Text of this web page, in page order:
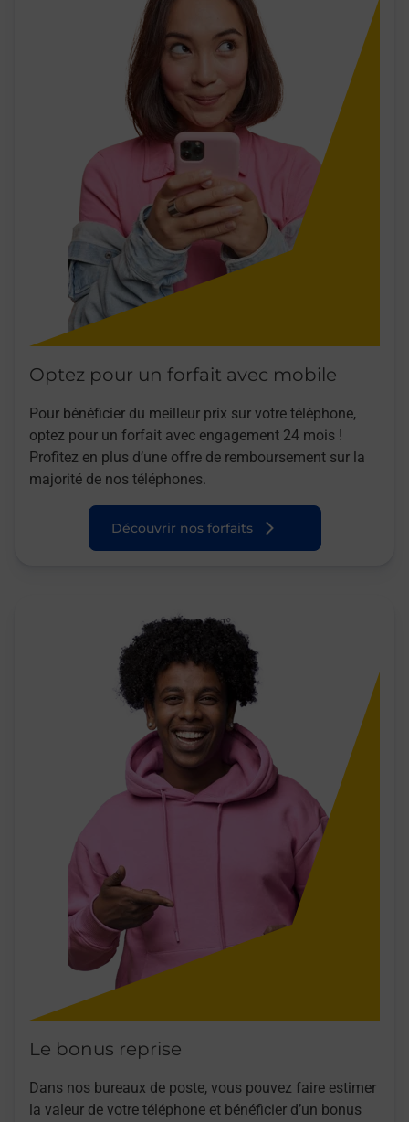
Optez pour un forfait avec mobile
Pour bénéficier du meilleur prix sur votre téléphone,
optez pour un forfait avec engagement 24 mois !
Profitez en plus d’une offre de remboursement sur la
majorité de nos téléphones.
Découvrir nos forfaits
Le bonus reprise
Dans nos bureaux de poste, vous pouvez faire estimer
la valeur de votre téléphone et bénéficier d’un bonus